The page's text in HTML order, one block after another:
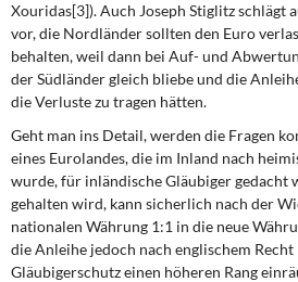
Xouridas[3]). Auch Joseph Stiglitz schlägt
vor, die Nordländer sollten den Euro
behalten, weil dann bei Auf- und
der Südländer gleich bliebe und die
die Verluste zu tragen hätten.
Geht man ins Detail, werden die Fragen
eines Eurolandes, die im Inland nach
wurde, für inländische Gläubiger gedacht
gehalten wird, kann sicherlich nach der
nationalen Währung 1:1 in die neue
die Anleihe jedoch nach englischem Recht
Gläubigerschutz einen höheren Rang